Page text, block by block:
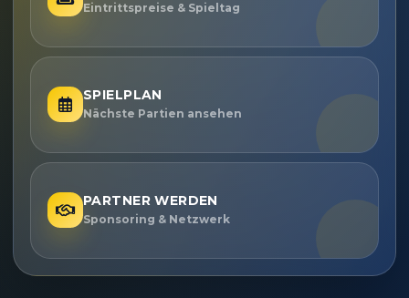
Eintrittspreise & Spieltag
SPIELPLAN
Nächste Partien ansehen
PARTNER WERDEN
Sponsoring & Netzwerk